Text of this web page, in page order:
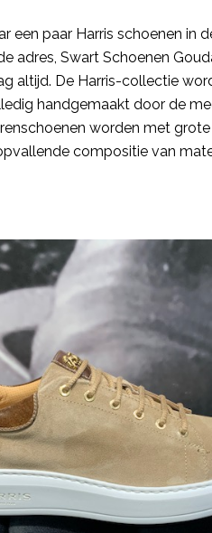
een paar Harris schoenen in
adres, Swart Schoenen
altijd. De Harris-collectie
handgemaakt door de
worden met
compositie van